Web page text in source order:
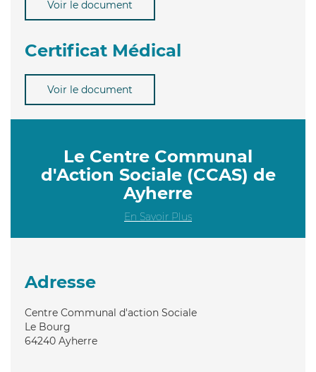
Voir le document
Certificat Médical
Voir le document
Le Centre Communal
d'Action Sociale (CCAS) de
Ayherre
En Savoir Plus
Adresse
Centre Communal d'action Sociale
Le Bourg
64240 Ayherre